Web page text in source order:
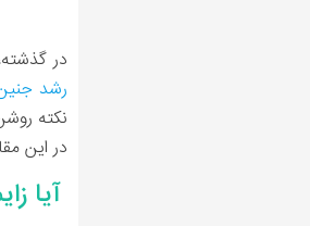
در گذشته، هفته 37 هفته بارداری به عنوان زمان مناسب برای زایمان یا
رشد
نکته روشن شد که هفته 37
در این
آیا